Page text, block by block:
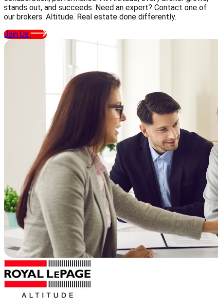
stands out, and succeeds. Need an expert? Contact one of
our brokers. Altitude. Real estate done differently.
Join Us